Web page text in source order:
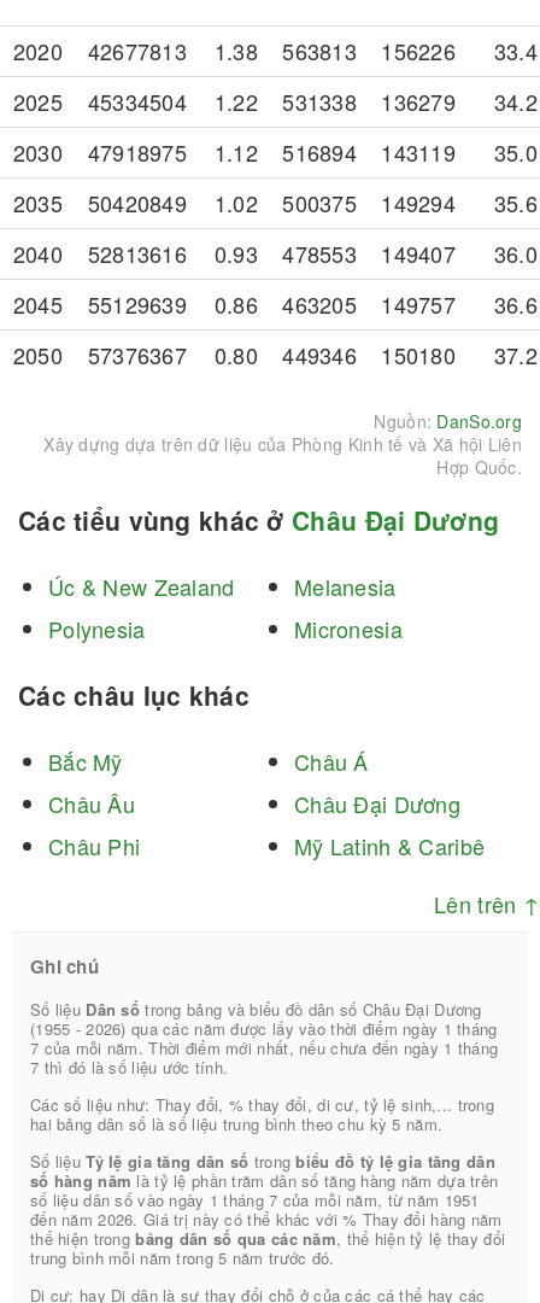
2020 42677813 1.38 563813 156226
33.4
2025
45334504 1.22 531338 136279
34.2
2030
47918975 1.12 516894 143119
35.0
2035
50420849 1.02 500375 149294
35.6
2040
52813616 0.93 478553 149407
36.0
2045
55129639 0.86 463205 149757
36.6
2050
57376367 0.80 449346 150180 37.2
Nguồn: DanSo.org
Xây dựng dựa trên dữ liệu của Phòng Kinh tế và Xã hội Liên
Hợp Quốc.
Các tiểu vùng khác ở Châu Đại Dương
Úc & New Zealand
Melanesia
Polynesia
Micronesia
Các châu lục khác
Bắc Mỹ
Châu Á
Châu Âu
Châu Đại Dương
Châu Phi
Mỹ Latinh & Caribê
Lên trên ↑
Ghi chú
Số liệu Dân số trong bảng và biểu đồ dân số Châu Đại Dương
(1955 - 2026) qua các năm được lấy vào thời điểm ngày 1 tháng
7 của mỗi năm. Thời điểm mới nhất, nếu chưa đến ngày 1 tháng
7 thì đó là số liệu ước tính.
Các số liệu như: Thay đổi, % thay đổi, di cư, tỷ lệ sinh,... trong
hai bảng dân số là số liệu trung bình theo chu kỳ 5 năm.
Số liệuTỷ lệ gia tăng dân số trongbiểu đồ tỷ lệ gia tăng dân
số hàng năm là tỷ lệ phần trăm dân số tăng hàng năm dựa trên
số liệu dân số vào ngày 1 tháng 7 của mỗi năm, từ năm 1951
đến năm 2026. Giá trị này có thể khác với % Thay đổi hàng năm
thể hiện trongbảng dân số qua các năm, thể hiện tỷ lệ thay đổi
trung bình mỗi năm trong 5 năm trước đó.
Di cư: hay Di dân là sự thay đổi chỗ ở của các cá thể hay các